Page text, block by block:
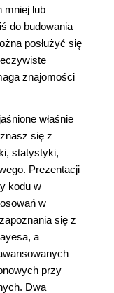
mniej lub
do budowania
posłużyć się
znajomości
właśnie
się z
statystyki,
Prezentacji
kodu w
w
się z
a
przy
Dwa